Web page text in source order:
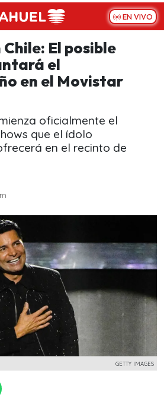
EN VIVO
El posible
el
en el Movistar
oficialmente el
que el ídolo
en el recinto de
GETTY IMAGES